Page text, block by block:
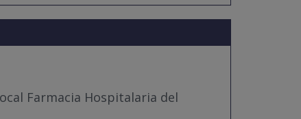
Farmacia Hospitalaria del